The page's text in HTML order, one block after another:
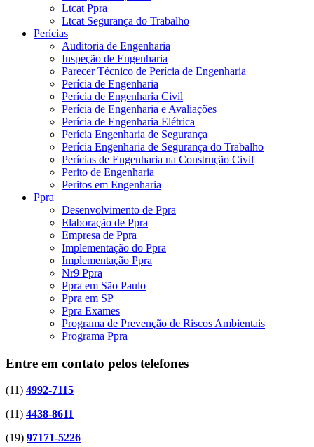
Ltcat Ppra
Ltcat Segurança do Trabalho
Perícias
Auditoria de Engenharia
Inspeção de Engenharia
Parecer Técnico de Perícia de Engenharia
Perícia de Engenharia
Perícia de Engenharia Civil
Perícia de Engenharia e Avaliações
Perícia de Engenharia Elétrica
Perícia Engenharia de Segurança
Perícia Engenharia de Segurança do Trabalho
Perícias de Engenharia na Construção Civil
Perito de Engenharia
Peritos em Engenharia
Ppra
Desenvolvimento de Ppra
Elaboração de Ppra
Empresa de Ppra
Implementação do Ppra
Implementação Ppra
Nr9 Ppra
Ppra em São Paulo
Ppra em SP
Ppra Exames
Programa de Prevenção de Riscos Ambientais
Programa Ppra
Entre em contato pelos telefones
(11) 4992-7115
(11) 4438-8611
(19) 97171-5226